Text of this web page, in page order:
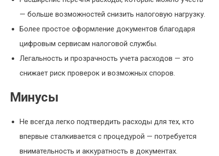
— больше возможностей снизить налоговую нагрузку.
Более простое оформление документов благодаря
цифровым сервисам налоговой службы.
Легальность и прозрачность учета расходов — это
снижает риск проверок и возможных споров.
Минусы
Не всегда легко подтвердить расходы для тех, кто
впервые сталкивается с процедурой — потребуется
внимательность и аккуратность в документах.